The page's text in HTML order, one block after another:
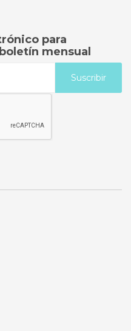
para
mensual
Suscribir